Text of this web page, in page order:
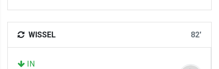
WISSEL 82'
IN